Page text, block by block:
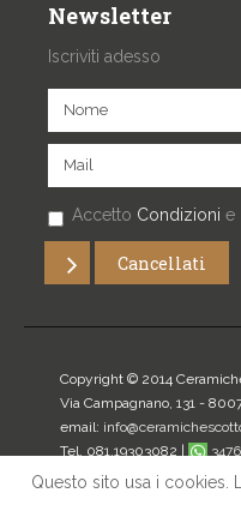
Newsletter
Iscriviti adesso
Accetto Condizioni e
Copyright © 2014
Via Campagnano, 131 -
email:
Tel. 081.19303082 |
P.IVA: 07272340634
Questo sito usa i cookies.